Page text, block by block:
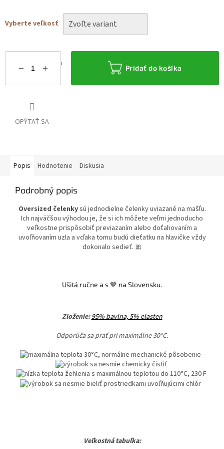
Vyberte veľkosť
Možnosti doručenia Pridať do košíka
OPÝTAŤ SA
Popis Hodnotenie Diskusia
Podrobný popis
Oversized čelenkysú jednodielne čelenky uviazané na mašľu.
Ich najväčšou výhodou je, že si ich môžete veľmi jednoducho
veľkostne prispôsobiť previazaním alebo doťahovaním a
uvoľňovaním uzla a vďaka tomu budú dieťatku na hlavičke vždy
dokonalo sedieť. 🎀
Ušitá ručne a s 🤎 na Slovensku.
Zloženie:95% bavlna, 5% elasten
Odporúča sa prať pri maximálne 30°C.
Veľkostná tabuľka: